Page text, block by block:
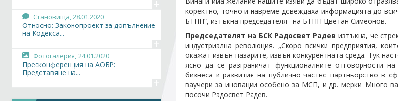
коректно, точно и навреме довеждаха информацията до
БТПП“, изтъкна председателят на БТПП Цветан Симеонов.
Председателят на БСК Радосвет Радев изтъкна, че
индустриална революция. „Скоро всички предприятия,
окажат извън пазарите, извън конкурентната среда. Тук
ясно да се разграничат функционалните отговорности
бизнеса и развитие на публично-частно партньорство в
ваучери за иновации особено за МСП, и др. мерки. Много
посочи Радосвет Радев.
+
Становища, 28.01.2020
Относно: Законопроект за допълнение
на Кодекса...
+
Фотогалерия, 24.01.2020
Пресконференция на АОБР:
Представяне на...
+